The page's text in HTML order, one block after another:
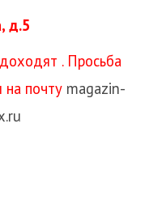
д.5
. Просьба
на почту magazin-